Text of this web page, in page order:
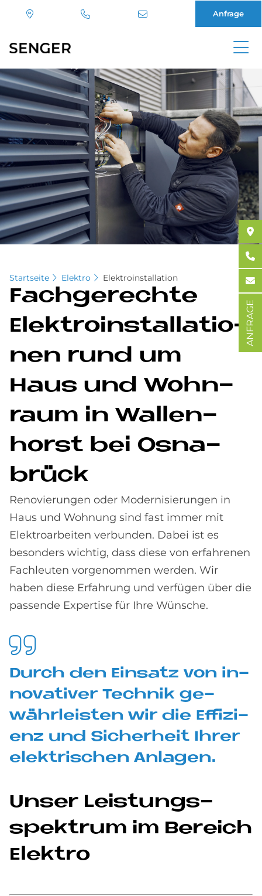
Direkt
zum
Inhalt
Anfrage
Startseite Elektro Elektroinstallation
Fach­ge­rech­te
Elek­tro­in­stal­la­tio­
nen rund um
Haus und Wohn­
raum in Wal­len­
horst bei Os­na­
brück
Renovierungen oder Modernisierungen in
Haus und Wohnung sind fast immer mit
Elektroarbeiten verbunden. Dabei ist es
besonders wichtig, dass diese von erfahrenen
Fachleuten vorgenommen werden. Wir
haben diese Erfahrung und verfügen über die
passende Expertise für Ihre Wünsche.
Durch den Ein­sa­tz von in­
no­va­ti­ver Tech­nik ge­
währ­lei­sten wir die Ef­fi­zi­
enz und Si­cher­heit Ih­rer
elek­tri­schen An­la­gen.
Un­ser Lei­stungs­
spek­trum im Be­reich
Elek­tro
ANFRAGE